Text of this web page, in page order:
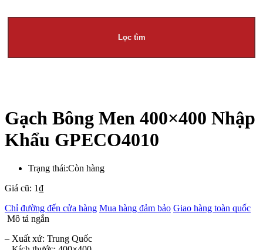
Lọc tìm
Gạch Bông Men 400×400 Nhập
Khẩu GPECO4010
Trạng thái:Còn hàng
Giá cũ: 1₫
Chỉ đường đến cửa hàng Mua hàng đảm bảo Giao hàng toàn quốc
Mô tả ngắn
– Xuất xứ: Trung Quốc